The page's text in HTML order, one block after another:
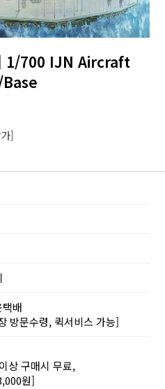
1/700 IJN Aircraft
]
배
방문수령, 퀵서비스 가능]
상 구매시 무료,
원]